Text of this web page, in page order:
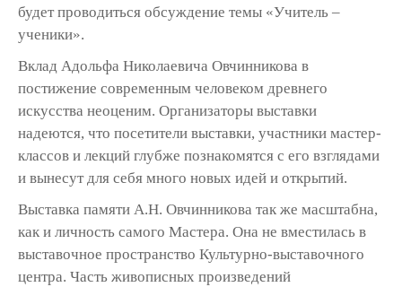
будет проводиться обсуждение темы «Учитель –
ученики».
Вклад Адольфа Николаевича Овчинникова в
постижение современным человеком древнего
искусства неоценим. Организаторы выставки
надеются, что посетители выставки, участники мастер-
классов и лекций глубже познакомятся с его взглядами
и вынесут для себя много новых идей и открытий.
Выставка памяти А.Н. Овчинникова так же масштабна,
как и личность самого Мастера. Она не вместилась в
выставочное пространство Культурно-выставочного
центра. Часть живописных произведений